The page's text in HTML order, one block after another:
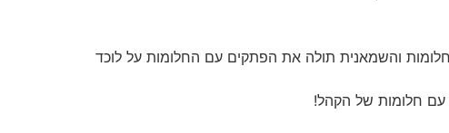
והשמאנית תולה את הפתקים עם החלומות על לוכד
עם חלומות של הקהל!